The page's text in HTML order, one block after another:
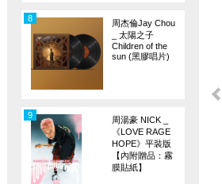
周杰倫Jay Chou
_ 太陽之子
Children of the
sun (黑膠唱片)
8
周湯豪 NICK _
《LOVE RAGE
HOPE》平裝版
【內附贈品：霧
膜貼紙】
9